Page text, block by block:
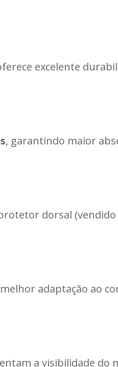
excelente
, garantindo maior
dorsal
adaptação ao
a visibilidade do